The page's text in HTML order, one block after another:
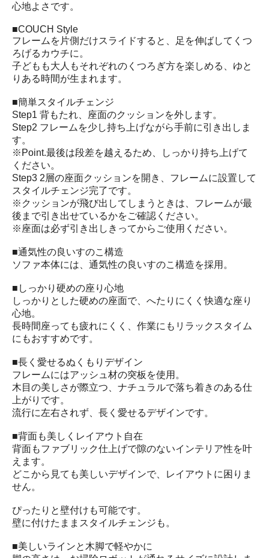
心地よさです。
■COUCH Style
フレームを片側だけスライドすると、足を伸ばしてくつ
ろげるカウチに。
子どもも大人もそれぞれのくつろぎ方を楽しめる、ゆと
りある時間が生まれます。
■簡単スタイルチェンジ
Step1 背もたれ、座面のクッションを外します。
Step2 フレームを少し持ち上げながら手前に引き出しま
す。
※Point.最後は段差を越えるため、しっかり持ち上げて
ください。
Step3 2層の座面クッションを開き、フレームに設置して
スタイルチェンジ完了です。
※クッションが飛び出してしまうときは、フレームが最
後まで引き出せているかをご確認ください。
※座面は必ず引き出しきってからご使用ください。
■通気性の良いすのこ構造
ソファ本体には、通気性の良いすのこ構造を採用。
■しっかり硬めの座り心地
しっかりとした硬めの座面で、へたりにくく快適な座り
心地。
長時間座っても疲れにくく、作業にもリラックスタイム
にもおすすめです。
■長く愛せるぬくもりデザイン
フレームにはアッシュ材の突板を使用。
木目の美しさが際立つ、ナチュラルで落ち着きのある仕
上がりです。
流行に左右されず、長く愛せるデザインです。
■背面も美しくレイアウト自在
背面もファブリック仕上げで隙のないインテリア性を叶
えます。
どこから見ても美しいデザインで、レイアウトに困りま
せん。
ぴったりと壁付けも可能です。
壁に付けたままスタイルチェンジも。
■美しいラインと木脚で軽やかに